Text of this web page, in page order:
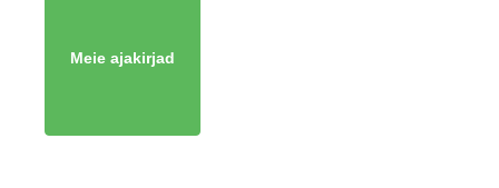
Meie ajakirjad